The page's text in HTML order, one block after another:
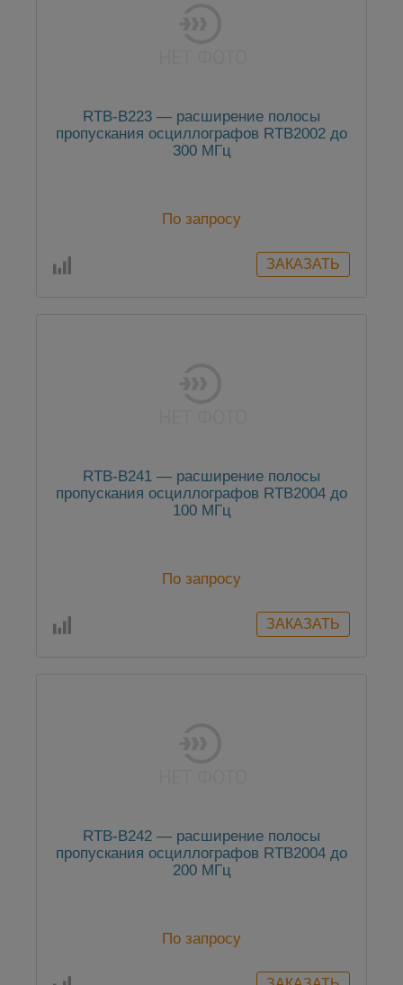
RTB-B223 — расширение полосы
пропускания осциллографов RTB2002 до
300 МГц
По запросу
RTB-B241 — расширение полосы
пропускания осциллографов RTB2004 до
100 МГц
По запросу
RTB-B242 — расширение полосы
пропускания осциллографов RTB2004 до
200 МГц
По запросу